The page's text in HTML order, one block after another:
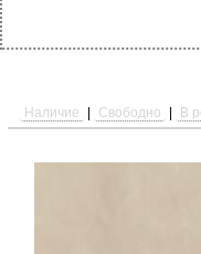
Наличие Свободно В